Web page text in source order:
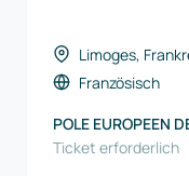
Limoges,
Französisch
POLE EUROPEEN
CERAMIQUE
Ticket erforderlich